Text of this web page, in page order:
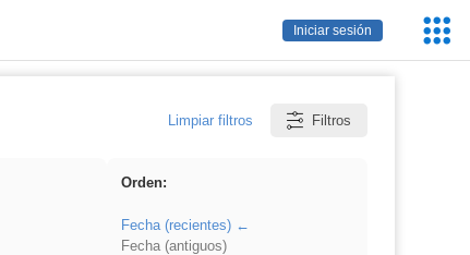
Iniciar sesión
Limpiar filtros Filtros
Orden:
Fecha (recientes)
Fecha (antiguos)